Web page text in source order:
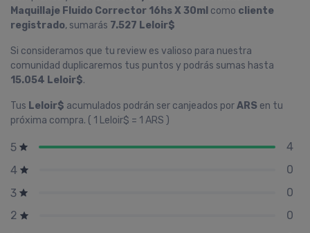
Maquillaje Fluido Corrector 16hs X 30ml como cliente
registrado, sumarás 7.527 Leloir$
Si consideramos que tu review es valioso para nuestra
comunidad duplicaremos tus puntos y podrás sumas hasta
15.054 Leloir$.
Tus Leloir$ acumulados podrán ser canjeados porARS en tu
próxima compra. ( 1 Leloir$ = 1 ARS )
5
4
4
0
3
0
2
0